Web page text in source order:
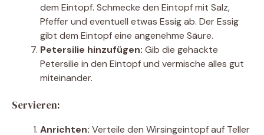
dem Eintopf. Schmecke den Eintopf mit Salz,
Pfeffer und eventuell etwas Essig ab. Der Essig
gibt dem Eintopf eine angenehme Säure.
Petersilie hinzufügen: Gib die gehackte
Petersilie in den Eintopf und vermische alles gut
miteinander.
Servieren:
Anrichten: Verteile den Wirsingeintopf auf Teller